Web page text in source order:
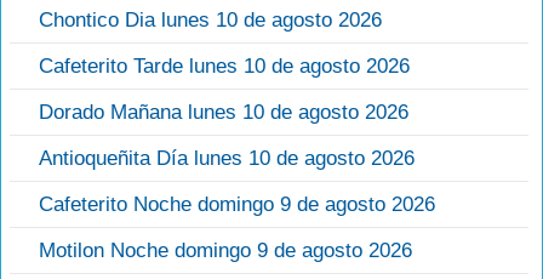
Chontico Dia lunes 10 de agosto 2026
Cafeterito Tarde lunes 10 de agosto 2026
Dorado Mañana lunes 10 de agosto 2026
Antioqueñita Día lunes 10 de agosto 2026
Cafeterito Noche domingo 9 de agosto 2026
Motilon Noche domingo 9 de agosto 2026